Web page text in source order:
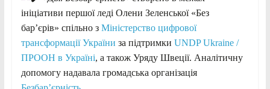
ініціативи першої леді Олени Зеленської «Без
бар’єрів» спільно з Міністерство цифрової
трансформації України за підтримки UNDP Ukraine /
ПРООН в Україні, а також Уряду Швеції. Аналітичну
допомогу надавала громадська організація